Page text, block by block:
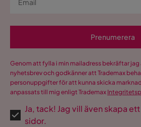
Prenumerera
Genom att fylla i min mailadress bekräftar jag
nyhetsbrev och godkänner att Trademax
personuppgifter för att kunna skicka
anpassats till mig enligt Trademax
Ja, tack! Jag vill även skapa
sidor.